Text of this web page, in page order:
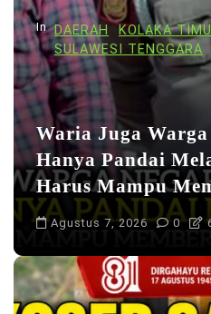
In DAERAH KOLAKA
SULAWESI TENGGARA
Waria Juga
Hanya Pandai
Harus Mampu
Agustus 7, 2026 0